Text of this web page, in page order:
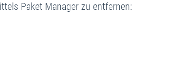
Paket Manager zu entfernen: